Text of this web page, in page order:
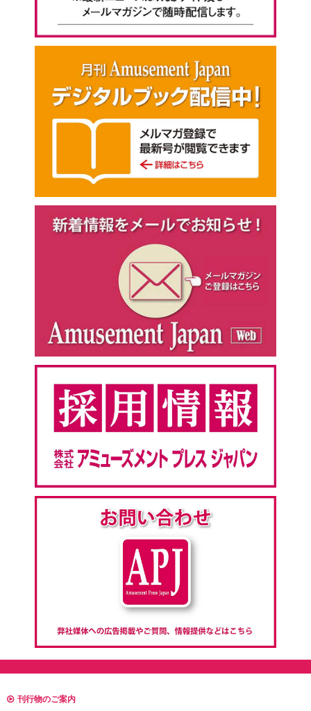
刊行物のご案内